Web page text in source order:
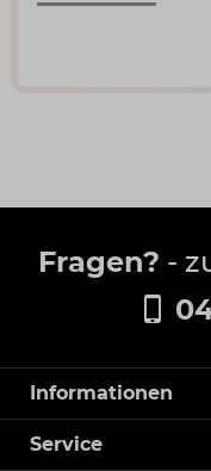
Fragen? -
Informationen
Service